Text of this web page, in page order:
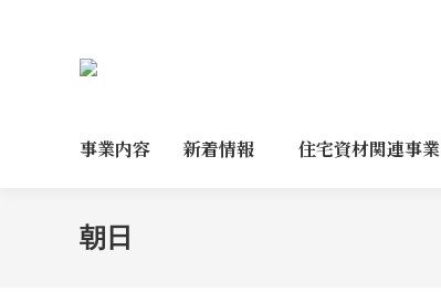
事業内容 新着情報 住宅資材関連事業
朝日